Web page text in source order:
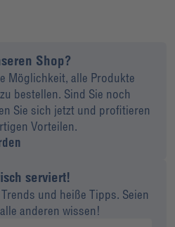
Shop?
Möglichkeit, alle Produkte
bestellen. Sind Sie noch
Sie sich jetzt und profitieren
Vorteilen.
serviert!
und heiße Tipps. Seien
anderen wissen!